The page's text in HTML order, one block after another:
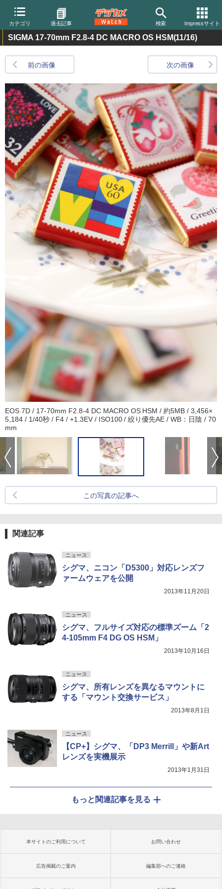
カテゴリ 過去記事 検索 Impressサイト
SIGMA 17-70mm F2.8-4 DC MACRO OS HSM(11/16)
前の画像 次の画像
EOS 7D / 17-70mm F2.8-4 DC MACRO OS HSM / 約5MB / 3,456×
5,184 / 1/40秒 / F4 / +1.3EV / ISO100 / 絞り優先AE / WB：日陰 / 70
mm
この写真の記事へ
関連記事
ニュース
シグマ、ニコン「D5300」対応レンズフ
ァームウェアを公開
2013年11月20日
ニュース
シグマ、フルサイズ対応の標準ズーム「2
4-105mm F4 DG OS HSM」
2013年10月16日
ニュース
シグマ、所有レンズを異なるマウントに
する「マウント交換サービス」
2013年8月1日
ニュース
【CP+】シグマ、「DP3 Merrill」や新Art
レンズを実機展示
2013年1月31日
もっと関連記事を見る
本サイトのご利用について お問い合わせ
広告掲載のご案内 編集部へのご連絡